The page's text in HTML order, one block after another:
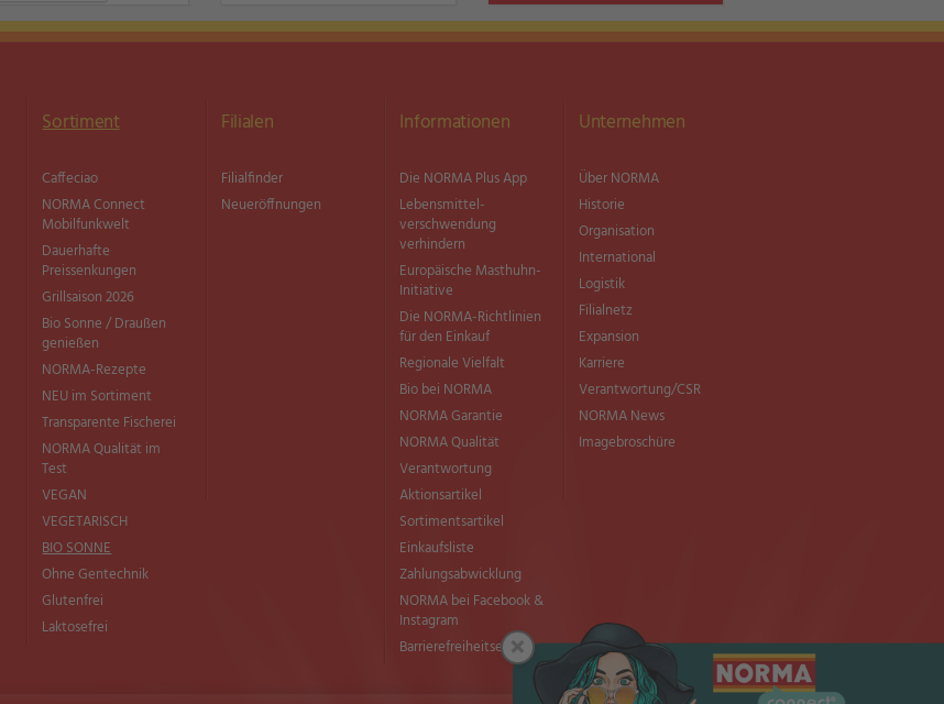
×
Sortiment
Caffeciao
NORMA Connect
Mobilfunkwelt
Dauerhafte
Preissenkungen
Grillsaison 2026
Bio Sonne / Draußen
genießen
NORMA-Rezepte
NEU im Sortiment
Transparente Fischerei
NORMA Qualität im
Test
VEGAN
VEGETARISCH
BIO SONNE
Ohne Gentechnik
Glutenfrei
Laktosefrei
Filialen
Filialfinder
Neueröffnungen
Informationen
Die NORMA Plus App
Lebensmittel­
verschwendung
verhindern
Europäische Masthuhn-
Initiative
Die NORMA-Richtlinien
für den Einkauf
Regionale Vielfalt
Bio bei NORMA
NORMA Garantie
NORMA Qualität
Verantwortung
Aktionsartikel
Sortimentsartikel
Einkaufsliste
Zahlungsabwicklung
NORMA bei Facebook &
Instagram
Barrierefreiheitserklärung
Unternehmen
Über NORMA
Historie
Organisation
International
Logistik
Filialnetz
Expansion
Karriere
Verantwortung/CSR
NORMA News
Imagebroschüre